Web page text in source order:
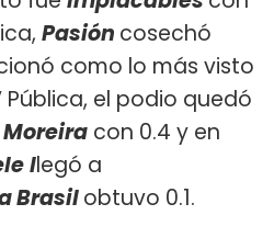
Pasión cosechó
como lo más visto
Pública, el podio quedó
con 0.4 y en
llegó a
Brasilobtuvo 0.1.